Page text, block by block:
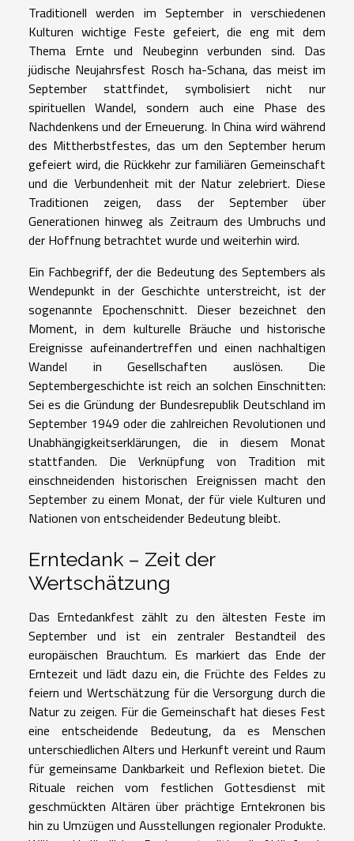
Traditionell werden im September in verschiedenen
Kulturen wichtige Feste gefeiert, die eng mit dem
Thema Ernte und Neubeginn verbunden sind. Das
jüdische Neujahrsfest Rosch ha-Schana, das meist im
September stattfindet, symbolisiert nicht nur
spirituellen Wandel, sondern auch eine Phase des
Nachdenkens und der Erneuerung. In China wird während
des Mittherbstfestes, das um den September herum
gefeiert wird, die Rückkehr zur familiären Gemeinschaft
und die Verbundenheit mit der Natur zelebriert. Diese
Traditionen zeigen, dass der September über
Generationen hinweg als Zeitraum des Umbruchs und
der Hoffnung betrachtet wurde und weiterhin wird.
Ein Fachbegriff, der die Bedeutung des Septembers als
Wendepunkt in der Geschichte unterstreicht, ist der
sogenannte Epochenschnitt. Dieser bezeichnet den
Moment, in dem kulturelle Bräuche und historische
Ereignisse aufeinandertreffen und einen nachhaltigen
Wandel in Gesellschaften auslösen. Die
Septembergeschichte ist reich an solchen Einschnitten:
Sei es die Gründung der Bundesrepublik Deutschland im
September 1949 oder die zahlreichen Revolutionen und
Unabhängigkeitserklärungen, die in diesem Monat
stattfanden. Die Verknüpfung von Tradition mit
einschneidenden historischen Ereignissen macht den
September zu einem Monat, der für viele Kulturen und
Nationen von entscheidender Bedeutung bleibt.
Erntedank – Zeit der
Wertschätzung
Das Erntedankfest zählt zu den ältesten Feste im
September und ist ein zentraler Bestandteil des
europäischen Brauchtum. Es markiert das Ende der
Erntezeit und lädt dazu ein, die Früchte des Feldes zu
feiern und Wertschätzung für die Versorgung durch die
Natur zu zeigen. Für die Gemeinschaft hat dieses Fest
eine entscheidende Bedeutung, da es Menschen
unterschiedlichen Alters und Herkunft vereint und Raum
für gemeinsame Dankbarkeit und Reflexion bietet. Die
Rituale reichen vom festlichen Gottesdienst mit
geschmückten Altären über prächtige Erntekronen bis
hin zu Umzügen und Ausstellungen regionaler Produkte.